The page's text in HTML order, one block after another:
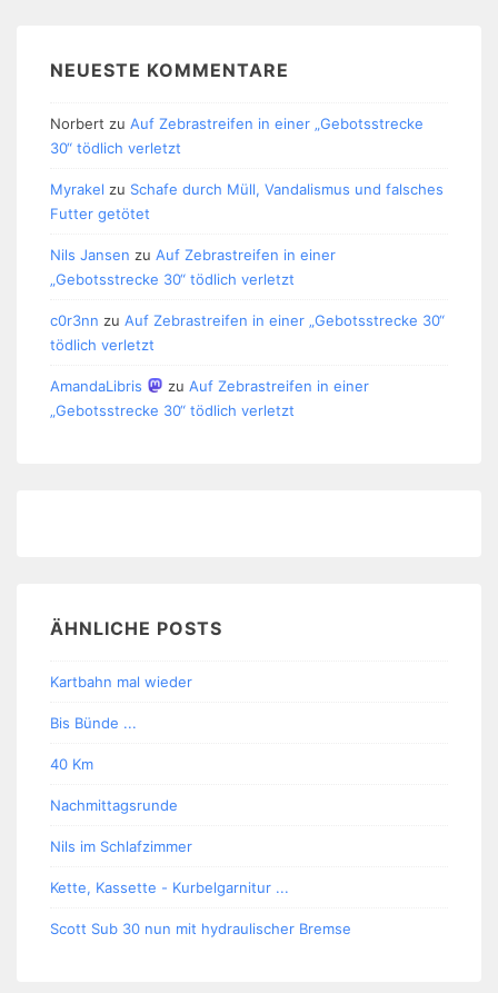
NEUESTE KOMMENTARE
Norbert zu Auf Zebrastreifen in einer „Gebotsstrecke
30“ tödlich verletzt
Myrakel zu Schafe durch Müll, Vandalismus und falsches
Futter getötet
Nils Jansen zu Auf Zebrastreifen in einer
„Gebotsstrecke 30“ tödlich verletzt
c0r3nn zu Auf Zebrastreifen in einer „Gebotsstrecke 30“
tödlich verletzt
AmandaLibris zu Auf Zebrastreifen in einer
„Gebotsstrecke 30“ tödlich verletzt
ÄHNLICHE POSTS
Kartbahn mal wieder
Bis Bünde ...
40 Km
Nachmittagsrunde
Nils im Schlafzimmer
Kette, Kassette - Kurbelgarnitur ...
Scott Sub 30 nun mit hydraulischer Bremse